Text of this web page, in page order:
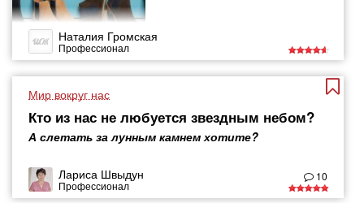
Наталия Громская
Профессионал
Мир вокруг нас
Кто из нас не любуется звездным небом?
А слетать за лунным камнем хотите?
Лариса Швыдун
Профессионал
10